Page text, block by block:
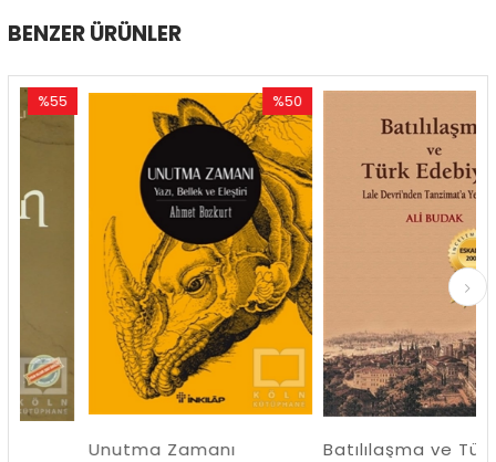
BENZER ÜRÜNLER
Unutma Zamanı
%50
İndirim
%50İndirim